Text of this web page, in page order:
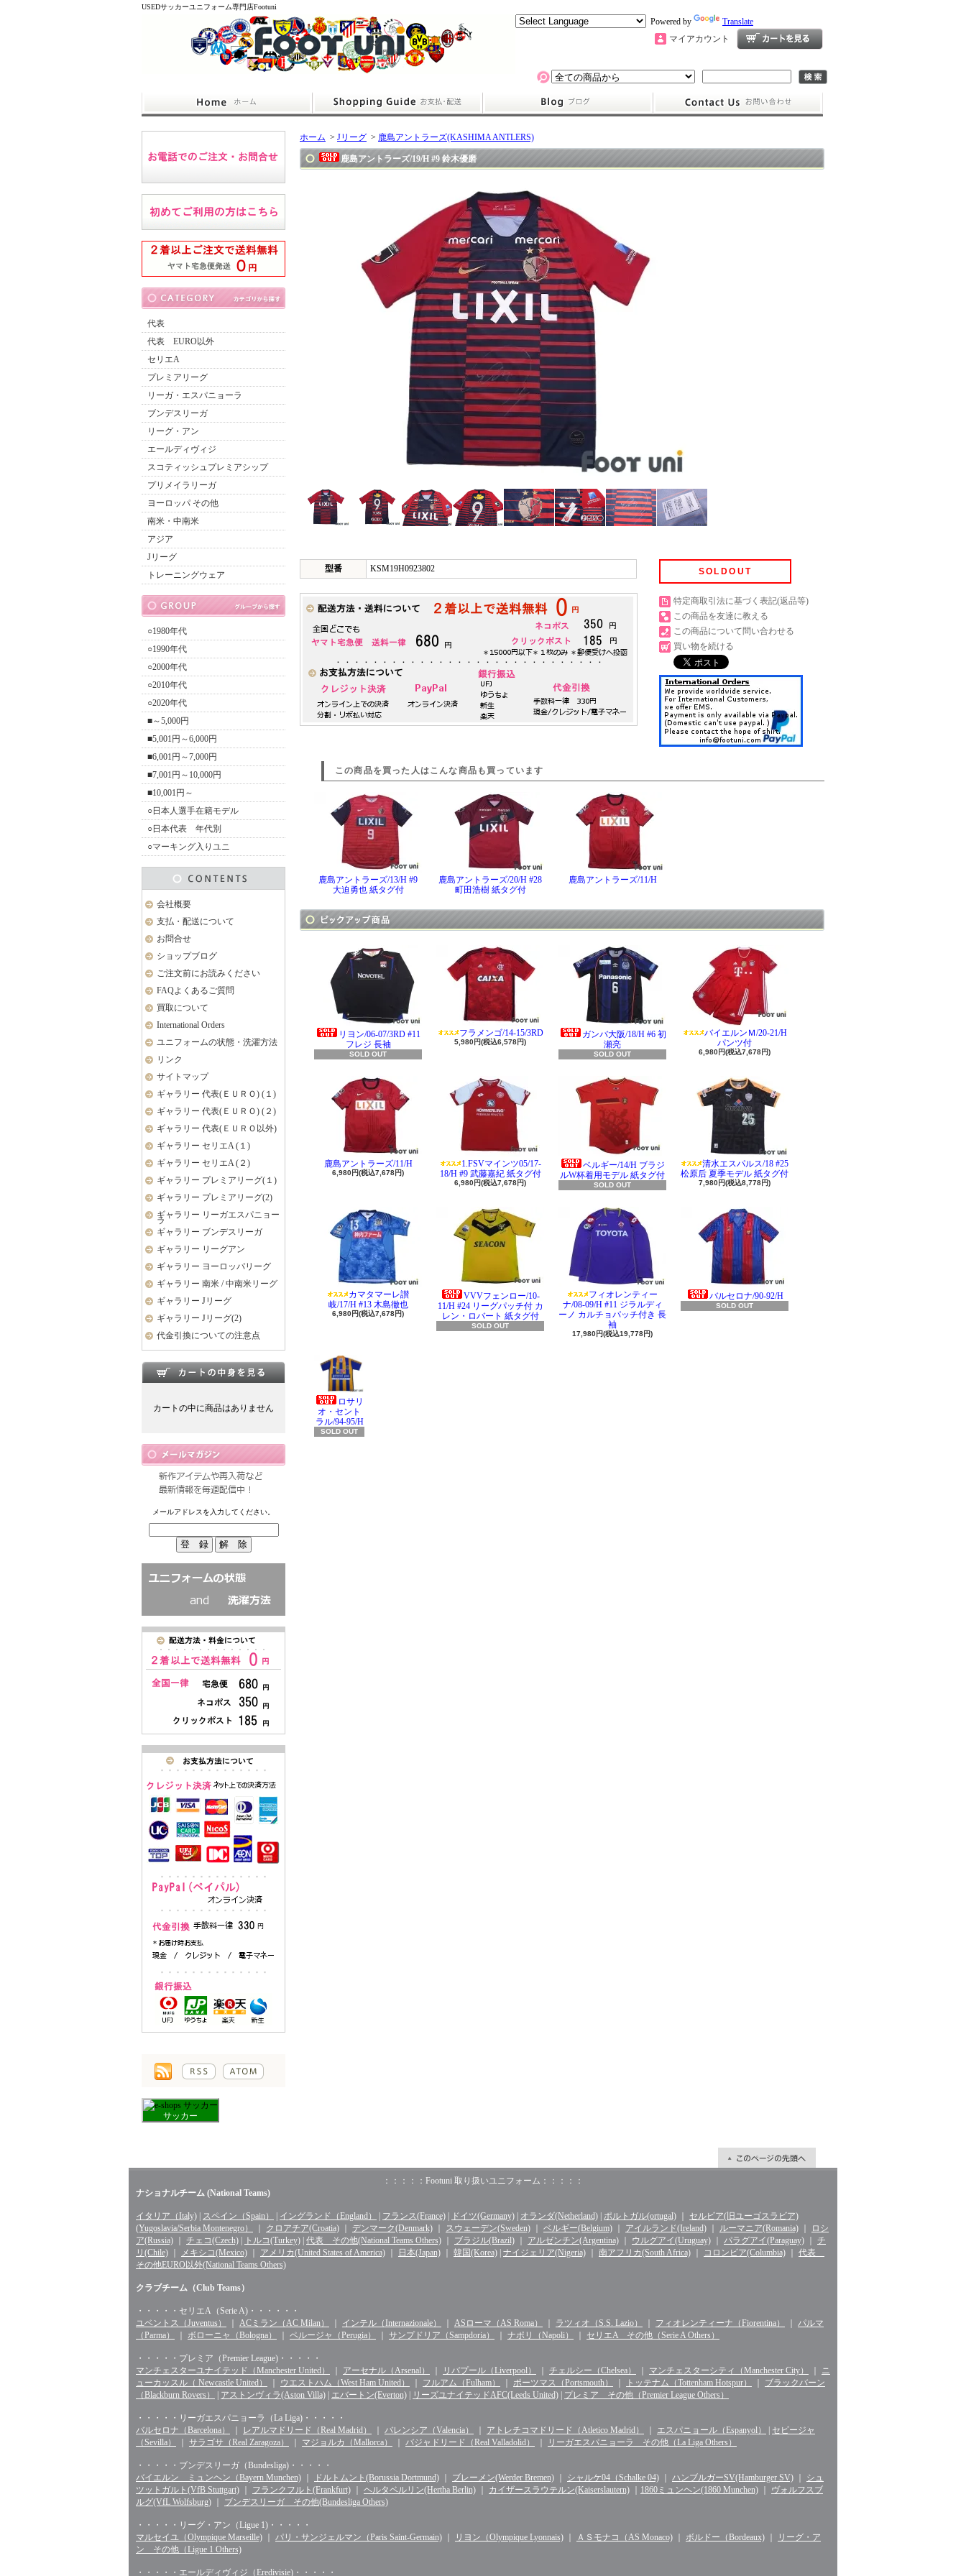
USEDサッカーユニフォーム専門店Footuni
Powered by
Translate
マイアカウント
代表
代表 EURO以外
セリエA
プレミアリーグ
リーガ・エスパニョーラ
ブンデスリーガ
リーグ・アン
エールディヴィジ
スコティッシュプレミアシップ
プリメイラリーガ
ヨーロッパ その他
南米・中南米
アジア
Jリーグ
トレーニングウェア
○1980年代
○1990年代
○2000年代
○2010年代
○2020年代
■～5,000円
■5,001円～6,000円
■6,001円～7,000円
■7,001円～10,000円
■10,001円～
○日本人選手在籍モデル
○日本代表 年代別
○マーキング入りユニ
会社概要
支払・配送について
お問合せ
ショップブログ
ご注文前にお読みください
FAQよくあるご質問
買取について
International Orders
ユニフォームの状態・洗濯方法
リンク
サイトマップ
ギャラリー 代表(ＥＵＲＯ) (１)
ギャラリー 代表(ＥＵＲＯ) (２)
ギャラリー 代表(ＥＵＲＯ以外)
ギャラリー セリエA (１)
ギャラリー セリエA (２)
ギャラリー プレミアリーグ(１)
ギャラリー プレミアリーグ(2)
ギャラリー リーガエスパニョー
ラ
ギャラリー ブンデスリーガ
ギャラリー リーグアン
ギャラリー ヨーロッパリーグ
ギャラリー 南米 / 中南米リーグ
ギャラリー Jリーグ
ギャラリー Jリーグ(2)
代金引換についての注意点
カートの中に商品はありません
メールアドレスを入力してください。
サッカー
ホーム > Jリーグ > 鹿島アントラーズ(KASHIMA ANTLERS)
鹿島アントラーズ/19/H #9 鈴木優磨
型番 KSM19H0923802 SOLDOUT
特定商取引法に基づく表記(返品等)
この商品を友達に教える
この商品について問い合わせる
買い物を続ける
この商品を買った人はこんな商品も買っています
鹿島アントラーズ/13/H #9
大迫勇也 紙タグ付
鹿島アントラーズ/20/H #28
町田浩樹 紙タグ付
鹿島アントラーズ/11/H
リヨン/06-07/3RD #11
フレジ 長袖
SOLD OUT
フラメンゴ/14-15/3RD
5,980円(税込6,578円)
ガンバ大阪/18/H #6 初
瀬亮
SOLD OUT
バイエルンＭ/20-21/H
パンツ付
6,980円(税込7,678円)
鹿島アントラーズ/11/H
6,980円(税込7,678円)
1.FSVマインツ05/17-
18/H #9 武藤嘉紀 紙タグ付
6,980円(税込7,678円)
ベルギー/14/H ブラジ
ルW杯着用モデル 紙タグ付
SOLD OUT
清水エスパルス/18 #25
松原后 夏季モデル 紙タグ付
7,980円(税込8,778円)
カマタマーレ讃
岐/17/H #13 木島徹也
6,980円(税込7,678円)
VVVフェンロー/10-
11/H #24 リーグパッチ付 カ
レン・ロバート 紙タグ付
SOLD OUT
フィオレンティー
ナ/08-09/H #11 ジラルディ
ーノ カルチョパッチ付き 長
袖
17,980円(税込19,778円)
バルセロナ/90-92/H
SOLD OUT
ロサリ
オ・セント
ラル/94-95/H
SOLD OUT
：：：：：Footuni 取り扱いユニフォーム：：：：：
ナショナルチーム (National Teams)
イタリア（Italy) スペイン（Spain） イングランド（England） フランス(France) ドイツ(Germany) オランダ(Netherland) ポルトガル(ortugal)
セルビア(旧ユーゴスラビア)
(Yugoslavia/Serbia Montenegro）
クロアチア(Croatia) デンマーク(Denmark) スウェーデン(Sweden) ベルギー(Belgium) アイルランド(Ireland) ルーマニア(Romania)
ロシ
ア(Russia)
チェコ(Czech) トルコ(Turkey) 代表 その他(National Teams Others) ブラジル(Brazil) アルゼンチン(Argentina) ウルグアイ(Uruguay) パラグアイ(Paraguay)
チ
リ(Chile)
メキシコ(Mexico) アメリカ(United States of America) 日本(Japan) 韓国(Korea) ナイジェリア(Nigeria) 南アフリカ(South Africa) コロンビア(Columbia)
代表
その他EURO以外(National Teams Others)
クラブチーム（Club Teams）
・・・・・セリエA（Serie A)・・・・・・
ユベントス（Juventus）
ACミラン（AC Milan） インテル（Internazionale） ASローマ（AS Roma） ラツィオ（S.S. Lazio） フィオレンティーナ（Fiorentina）
パルマ
（Parma）
ボローニャ（Bologna） ペルージャ（Perugia） サンプドリア（Sampdoria） ナポリ（Napoli） セリエA その他（Serie A Others）
・・・・・プレミア（Premier League)・・・・・
マンチェスターユナイテッド（Manchester United）
アーセナル（Arsenal） リバプール（Liverpool） チェルシー（Chelsea） マンチェスターシティ（Manchester City）
ニ
ューカッスル（ Newcastle United）
ウエストハム（West Ham United） フルアム（Fulham） ポーツマス（Portsmouth） トッテナム（Tottenham Hotspur）
ブラックバーン
（Blackburn Rovers）
アストンヴィラ(Aston Villa) エバートン(Everton) リーズユナイテッドAFC(Leeds United) プレミア その他（Premier League Others）
・・・・・リーガエスパニョーラ（La Liga)・・・・・
バルセロナ（Barcelona）
レアルマドリード（Real Madrid） バレンシア（Valencia） アトレチコマドリード（Atletico Madrid） エスパニョール（Espanyol）
セビージャ
（Sevilla）
サラゴサ（Real Zaragoza） マジョルカ（Mallorca） バジャドリード（Real Valladolid） リーガエスパニョーラ その他（La Liga Others）
・・・・・ブンデスリーガ（Bundesliga)・・・・・
バイエルン ミュンヘン（Bayern Munchen)
ドルトムント(Borussia Dortmund) ブレーメン(Werder Bremen) シャルケ04（Schalke 04) ハンブルガーSV(Hamburger SV)
シュ
ツットガルト(VfB Stuttgart)
フランクフルト(Frankfurt) ヘルタベルリン(Hertha Berlin) カイザースラウテルン(Kaiserslautern) 1860ミュンヘン(1860 Munchen)
ヴォルフスブ
ルグ(VfL Wolfsburg)
ブンデスリーガ その他(Bundesliga Others)
・・・・・リーグ・アン（Ligue 1)・・・・・
マルセイユ（Olympique Marseille)
パリ・サンジェルマン（Paris Saint-Germain) リヨン（Olympique Lyonnais) ＡＳモナコ（AS Monaco) ボルドー（Bordeaux)
リーグ・ア
ン その他（Ligue 1 Others)
・・・・・エールディヴィジ（Eredivisie)・・・・・